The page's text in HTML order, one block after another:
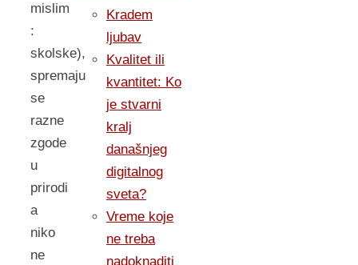
mislim
:
skolske),
spremaju
se
razne
zgode
u
prirodi
a
niko
ne
Kradem
ljubav
Kvalitet ili
kvantitet: Ko
je stvarni
kralj
današnjeg
digitalnog
sveta?
Vreme koje
ne treba
nadoknaditi